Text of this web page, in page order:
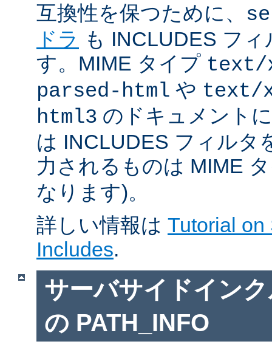
互換性を保つために、
ドラ も INCLUDES フ
す。MIME タイプ text/
parsed-html や text/
html3 のドキュメント
は INCLUDES フィルタ
力されるものは MIME
なります)。
詳しい情報は Tutorial on
Includes.
サーバサイドイン
の PATH_INFO